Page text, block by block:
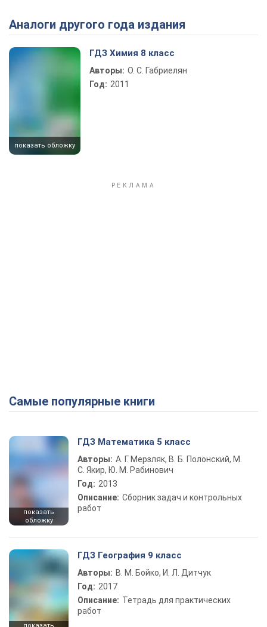
Play Video
Аналоги другого года издания
показать обложку
ГДЗ Химия 8 класс
Авторы: О. С. Габриелян
Год: 2011
Самые популярные книги
показать
обложку
ГДЗ Математика 5 класс
Авторы: А. Г. Мерзляк, В. Б. Полонский, М.
С. Якир, Ю. М. Рабинович
Год: 2013
Описание: Сборник задач и контрольных
работ
ГДЗ География 9 класс
Авторы: В. М. Бойко, И. Л. Дитчук
Год: 2017
Описание: Тетрадь для практических
работ